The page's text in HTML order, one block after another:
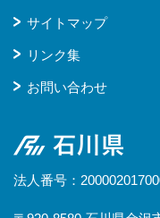
サイトマップ
リンク集
お問い合わせ
石川県
法人番号：